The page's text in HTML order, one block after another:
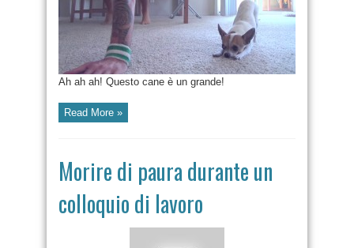
Ah ah ah! Questo cane è un grande!
Read More »
Morire di paura durante un
colloquio di lavoro